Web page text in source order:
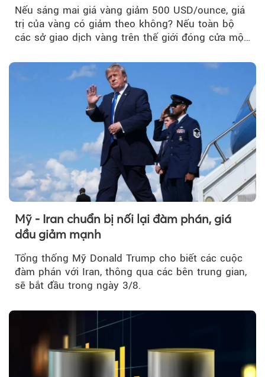
Nếu sáng mai giá vàng giảm 500 USD/ounce, giá
trị của vàng có giảm theo không? Nếu toàn bộ
các sở giao dịch vàng trên thế giới đóng cửa một
Mỹ - Iran chuẩn bị nối lại đàm phán, giá
dầu giảm mạnh
Tổng thống Mỹ Donald Trump cho biết các cuộc
đàm phán với Iran, thông qua các bên trung gian,
sẽ bắt đầu trong ngày 3/8.